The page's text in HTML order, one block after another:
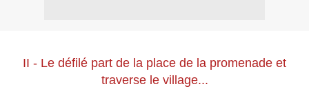
II - Le défilé part de la place de la promenade et
traverse le village...